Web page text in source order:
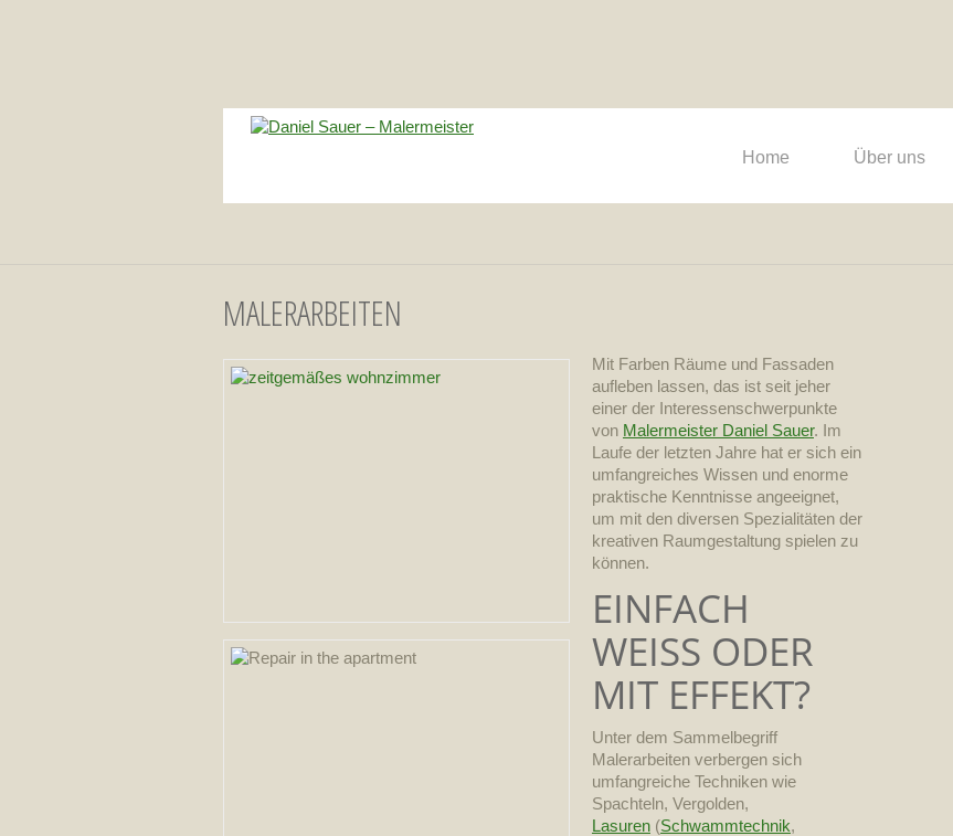
Home Über uns
MALERARBEITEN
Mit Farben Räume und Fassaden
aufleben lassen, das ist seit jeher
einer der Interessenschwerpunkte
von Malermeister Daniel Sauer. Im
Laufe der letzten Jahre hat er sich ein
umfangreiches Wissen und enorme
praktische Kenntnisse angeeignet,
um mit den diversen Spezialitäten der
kreativen Raumgestaltung spielen zu
können.
EINFACH
WEISS ODER
MIT EFFEKT?
Unter dem Sammelbegriff
Malerarbeiten verbergen sich
umfangreiche Techniken wie
Spachteln, Vergolden,
Lasuren (Schwammtechnik,